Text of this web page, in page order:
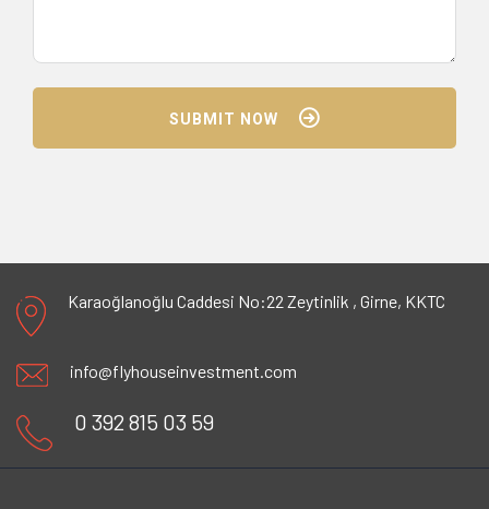
SUBMIT NOW
Karaoğlanoğlu Caddesi No:22 Zeytinlik , Girne, KKTC
info@flyhouseinvestment.com
0 392 815 03 59